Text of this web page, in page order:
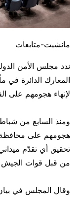
مانشيت-متابعات
ندد مجلس الأمن
المعارك الدائرة
لإنهاء هجومهم على
ومنذ السابع من
هجومهم على محافظة
تحقيق أي تقدّم
من قبل قوات الجيش